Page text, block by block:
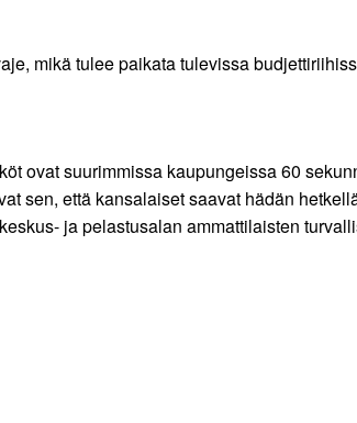
mikä tulee paikata tulevissa
ovat suurimmissa kaupungeissa 60
sen, että kansalaiset saavat hädän
ja pelastusalan ammattilaisten